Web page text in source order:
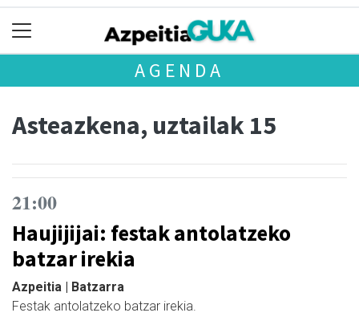
AGENDA
Asteazkena, uztailak 15
21:00
Haujijijai: festak antolatzeko
batzar irekia
Azpeitia | Batzarra
Festak antolatzeko batzar irekia.